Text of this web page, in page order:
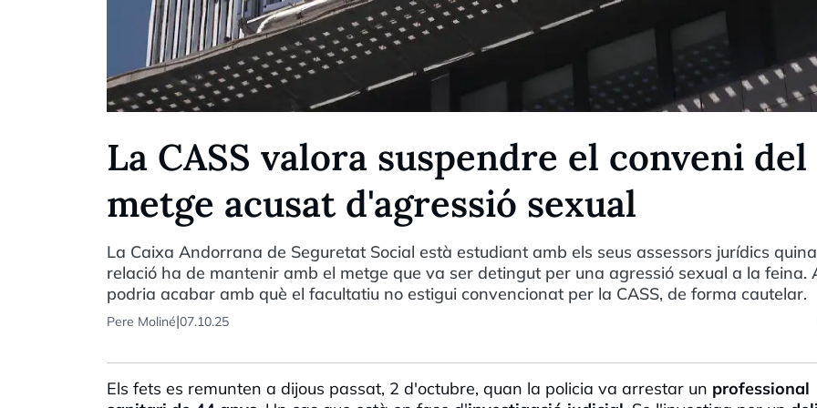
La CASS valora suspendre el conveni del
metge acusat d'agressió sexual
La Caixa Andorrana de Seguretat Social està estudiant amb els seus assessors jurídics quina
relació ha de mantenir amb el metge que va ser detingut per una agressió sexual a la feina.
podria acabar amb què el facultatiu no estigui convencionat per la CASS, de forma cautelar.
Pere Moliné|07.10.25
Els fets es remunten a dijous passat, 2 d'octubre, quan la policia va arrestar un professional